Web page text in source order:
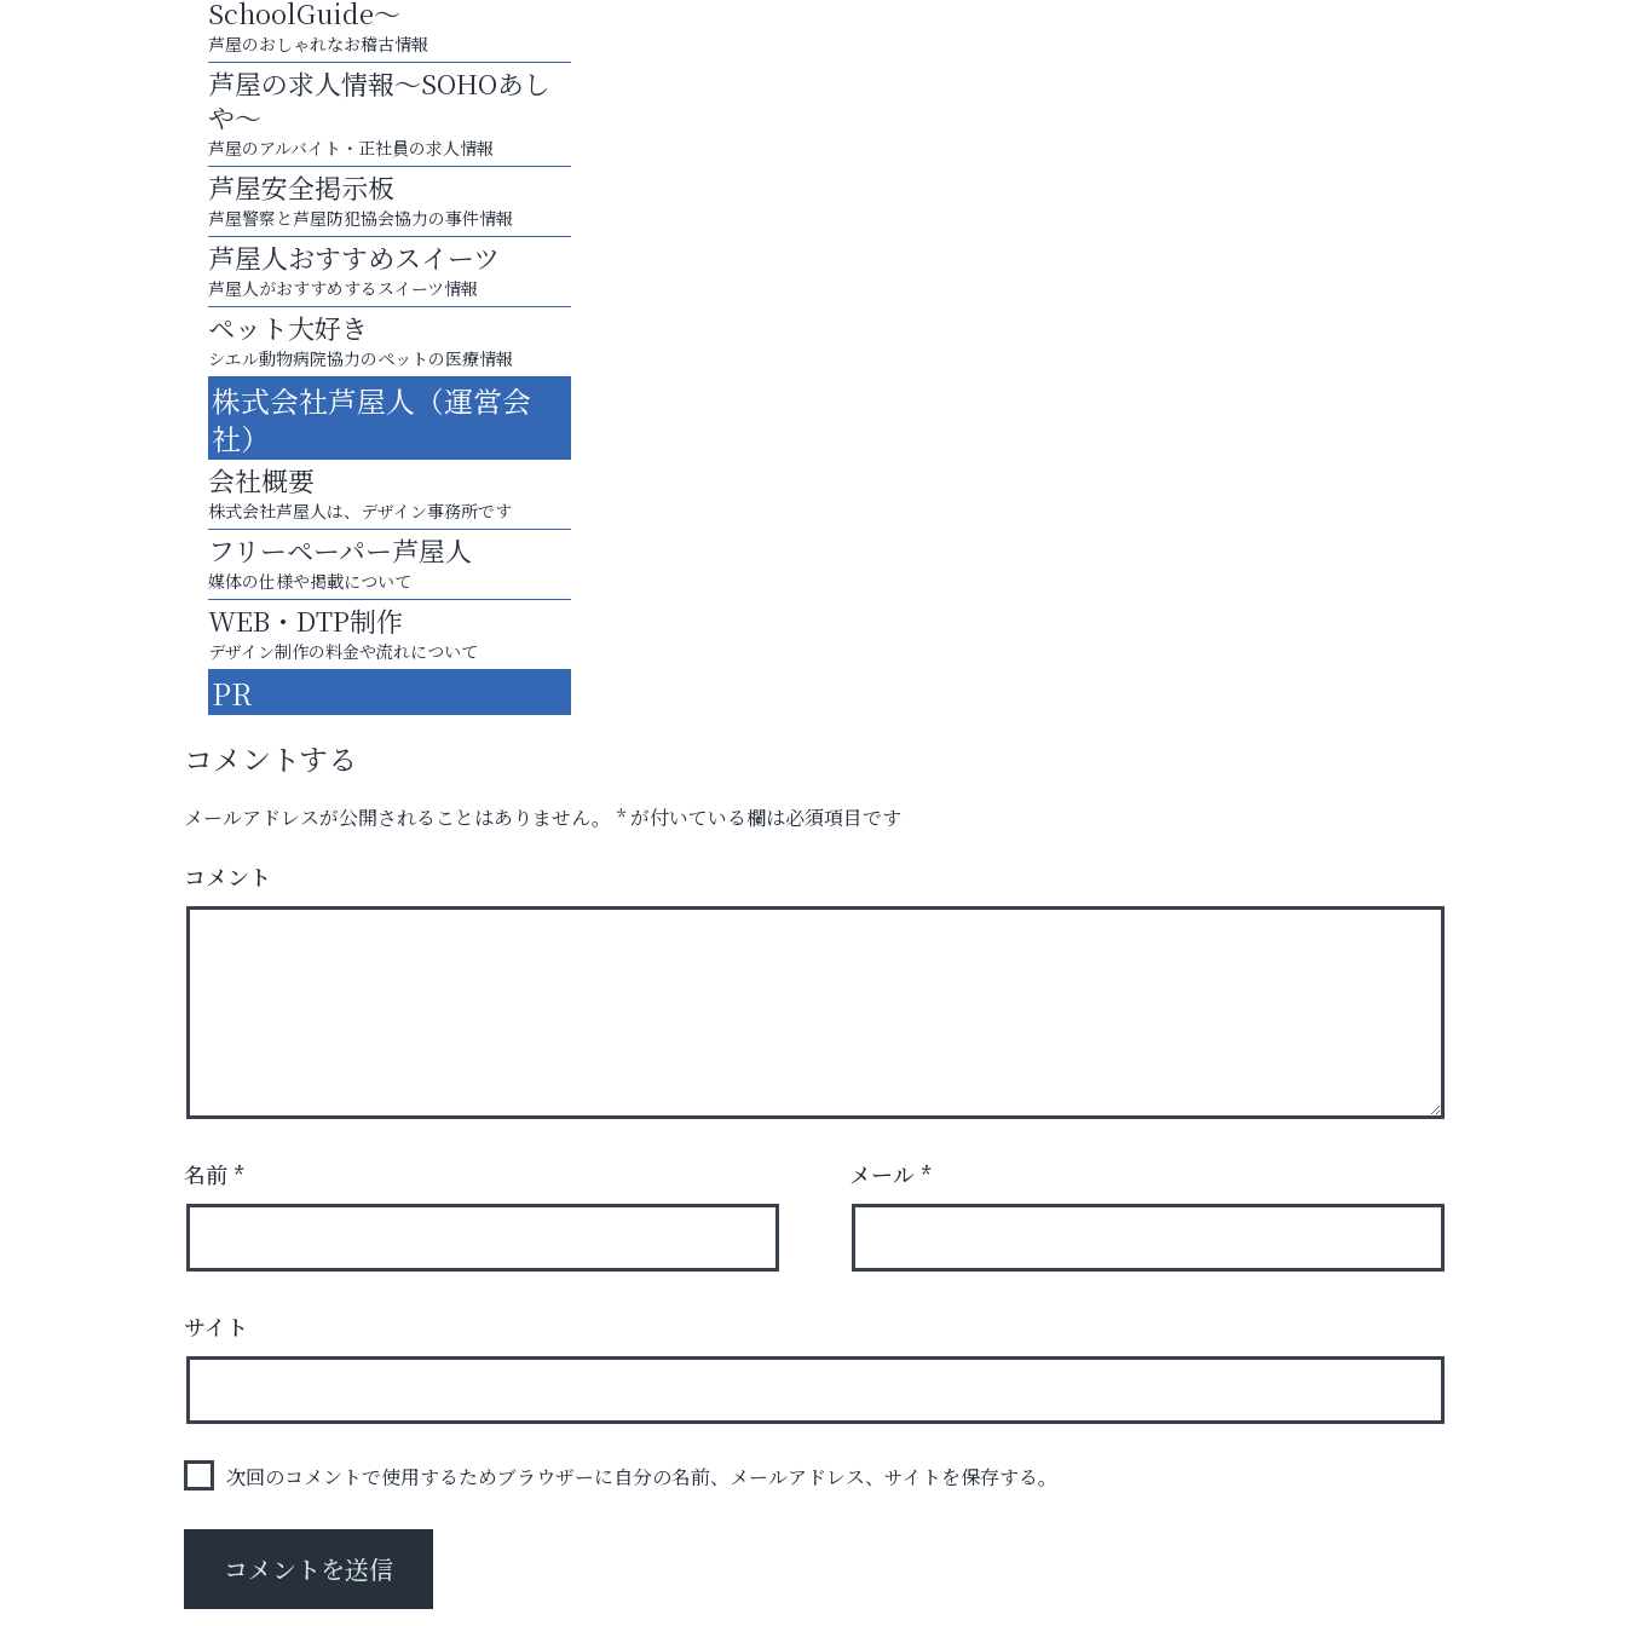
まずは話してみませんか？
「相続」無料相談会カフェ
いわみ眼科
スマホは何時間までなら大丈夫？ ～スマホ時代
便利屋ファースト
ちょっとしたお困りごともOK!
整体院エスコート・芦屋サロ
SchoolGuide～
芦屋のおしゃれなお稽古情報
芦屋の求人情報～SOHOあし
や～
芦屋のアルバイト・正社員の求人情報
芦屋安全掲示板
芦屋警察と芦屋防犯協会協力の事件情報
芦屋人おすすめスイーツ
芦屋人がおすすめするスイーツ情報
ペット大好き
シエル動物病院協力のペットの医療情報
株式会社芦屋人（運営会
社）
会社概要
株式会社芦屋人は、デザイン事務所です
フリーペーパー芦屋人
媒体の仕様や掲載について
WEB・DTP制作
デザイン制作の料金や流れについて
PR
コメントする
メールアドレスが公開されることはありません。 *が付いている欄は必須項目です
コメント
名前 * メール *
サイト
次回のコメントで使用するためブラウザーに自分の名前、メールアドレス、サイトを保存する。